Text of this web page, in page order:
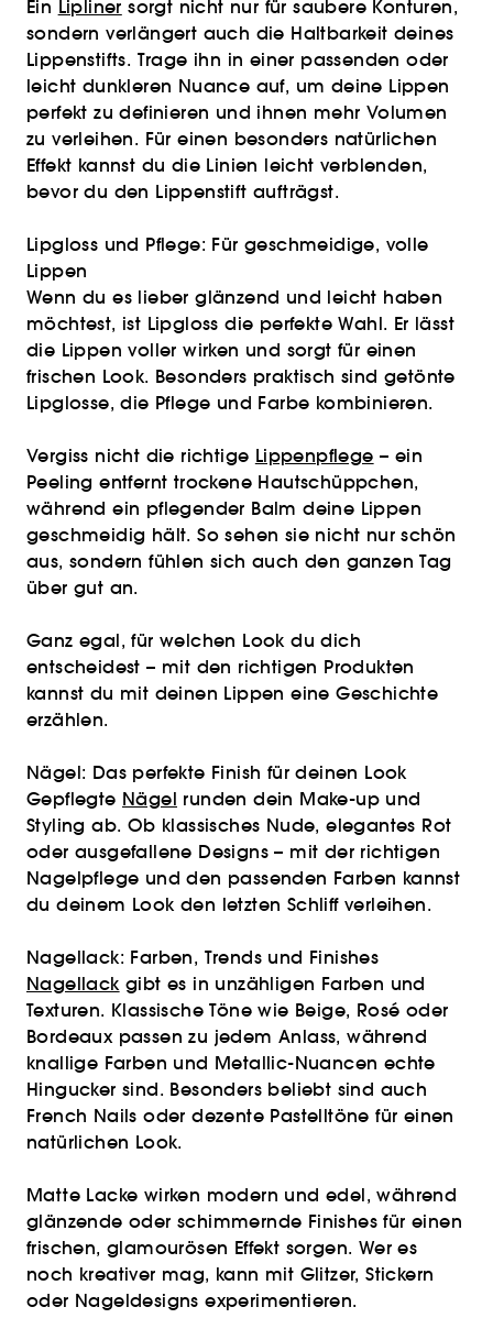
Ein Lipliner sorgt nicht nur für saubere Konturen,
sondern verlängert auch die Haltbarkeit deines
Lippenstifts. Trage ihn in einer passenden oder
leicht dunkleren Nuance auf, um deine Lippen
perfekt zu definieren und ihnen mehr Volumen
zu verleihen. Für einen besonders natürlichen
Effekt kannst du die Linien leicht verblenden,
bevor du den Lippenstift aufträgst.
Lipgloss und Pflege: Für geschmeidige, volle
Lippen
Wenn du es lieber glänzend und leicht haben
möchtest, ist Lipgloss die perfekte Wahl. Er lässt
die Lippen voller wirken und sorgt für einen
frischen Look. Besonders praktisch sind getönte
Lipglosse, die Pflege und Farbe kombinieren.
Vergiss nicht die richtige Lippenpflege – ein
Peeling entfernt trockene Hautschüppchen,
während ein pflegender Balm deine Lippen
geschmeidig hält. So sehen sie nicht nur schön
aus, sondern fühlen sich auch den ganzen Tag
über gut an.
Ganz egal, für welchen Look du dich
entscheidest – mit den richtigen Produkten
kannst du mit deinen Lippen eine Geschichte
erzählen.
Nägel: Das perfekte Finish für deinen Look
Gepflegte Nägel runden dein Make-up und
Styling ab. Ob klassisches Nude, elegantes Rot
oder ausgefallene Designs – mit der richtigen
Nagelpflege und den passenden Farben kannst
du deinem Look den letzten Schliff verleihen.
Nagellack: Farben, Trends und Finishes
Nagellackgibt es in unzähligen Farben und
Texturen. Klassische Töne wie Beige, Rosé oder
Bordeaux passen zu jedem Anlass, während
knallige Farben und Metallic-Nuancen echte
Hingucker sind. Besonders beliebt sind auch
French Nails oder dezente Pastelltöne für einen
natürlichen Look.
Matte Lacke wirken modern und edel, während
glänzende oder schimmernde Finishes für einen
frischen, glamourösen Effekt sorgen. Wer es
noch kreativer mag, kann mit Glitzer, Stickern
oder Nageldesigns experimentieren.